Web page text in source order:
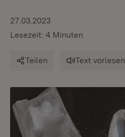
27.03.2023
Lesezeit: 4 Minuten
Teilen Text vorlesen